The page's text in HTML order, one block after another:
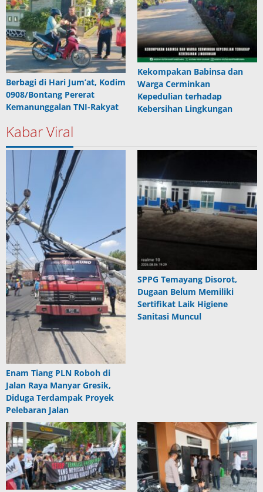
Berbagi di Hari Jum’at, Kodim
0908/Bontang Pererat
Kemanunggalan TNI-Rakyat
Kekompakan Babinsa dan
Warga Cerminkan
Kepedulian terhadap
Kebersihan Lingkungan
Kabar Viral
Enam Tiang PLN Roboh di
Jalan Raya Manyar Gresik,
Diduga Terdampak Proyek
Pelebaran Jalan
SPPG Temayang Disorot,
Dugaan Belum Memiliki
Sertifikat Laik Higiene
Sanitasi Muncul